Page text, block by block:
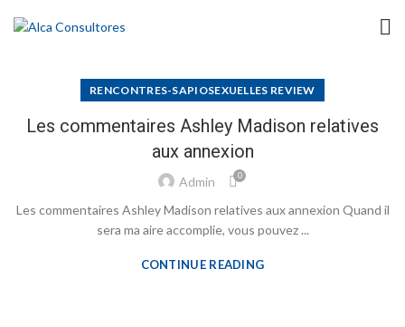
RENCONTRES-SAPIOSEXUELLES REVIEW
Les commentaires Ashley Madison relatives
aux annexion
Admin 0
Les commentaires Ashley Madison relatives aux annexion Quand il
sera ma aire accomplie, vous pouvez ...
CONTINUE READING